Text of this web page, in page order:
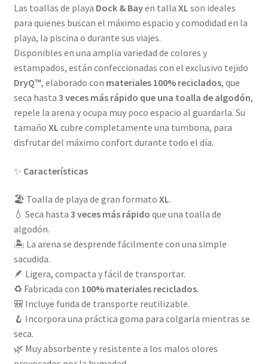
Las toallas de playa Dock & Bayen talla XL son ideales
para quienes buscan el máximo espacio y comodidad en la
playa, la piscina o durante sus viajes.
Disponibles en una amplia variedad de colores y
estampados, están confeccionadas con el exclusivo tejido
DryQ™, elaborado con materiales 100% reciclados, que
seca hasta 3 veces más rápido que una toalla de algodón,
repele la arena y ocupa muy poco espacio al guardarla. Su
tamaño XL cubre completamente una tumbona, para
disfrutar del máximo confort durante todo el día.
✨ Características
🏖️ Toalla de playa de gran formato XL.
💧 Seca hasta 3 veces más rápido que una toalla de
algodón.
🏝️ La arena se desprende fácilmente con una simple
sacudida.
🪶 Ligera, compacta y fácil de transportar.
♻️ Fabricada con 100% materiales reciclados.
🎒 Incluye funda de transporte reutilizable.
🪝 Incorpora una práctica goma para colgarla mientras se
seca.
🌿 Muy absorbente y resistente a los malos olores